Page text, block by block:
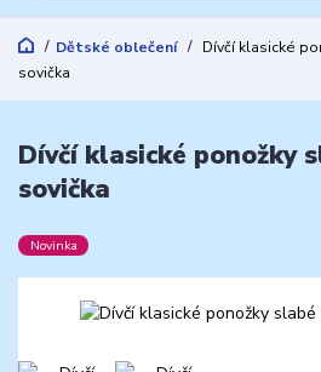
Dětské oblečení
Dívčí klasické
sovička
Dívčí klasické ponožky
sovička
Novinka